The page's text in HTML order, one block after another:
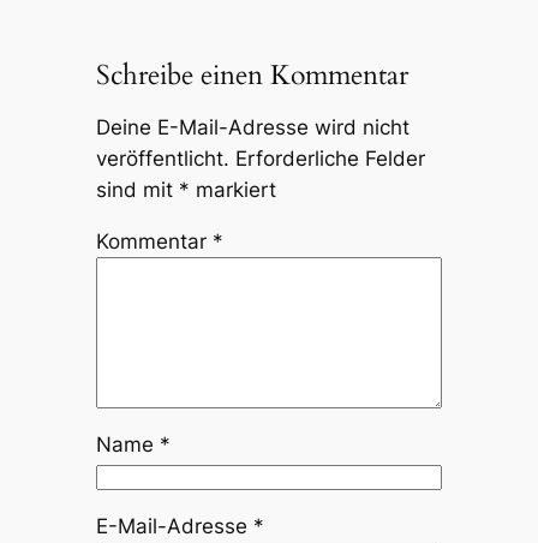
Schreibe einen Kommentar
Deine E-Mail-Adresse wird nicht
veröffentlicht. Erforderliche Felder
sind mit * markiert
Kommentar *
Name *
E-Mail-Adresse *